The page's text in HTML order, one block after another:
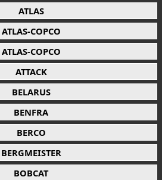
ATLAS
ATLAS-COPCO
ATLAS-COPCO
ATTACK
BELARUS
BENFRA
BERCO
BERGMEISTER
BOBCAT